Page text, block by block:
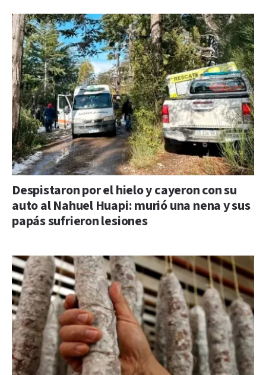
Despistaron por el hielo y cayeron con su
auto al Nahuel Huapi: murió una nena y sus
papás sufrieron lesiones